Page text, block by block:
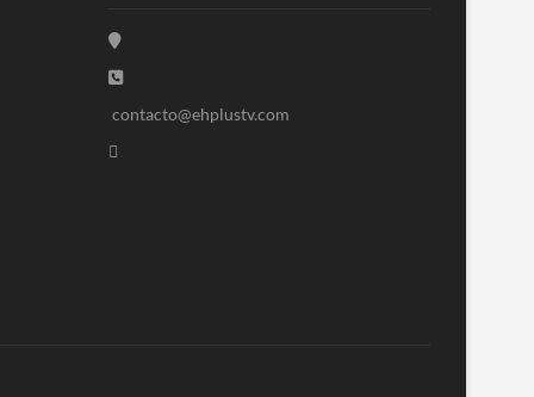
contacto@ehplustv.com